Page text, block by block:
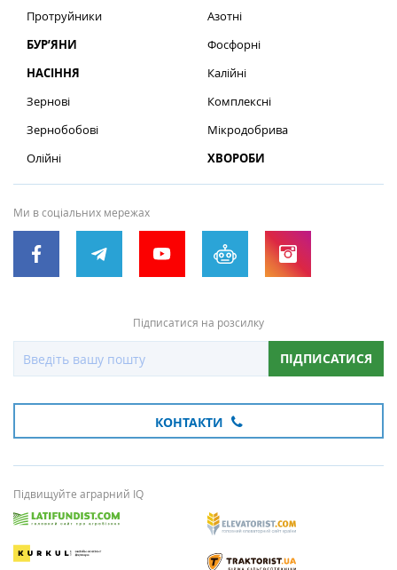
Протруйники
БУР’ЯНИ
НАСІННЯ
Зернові
Зернобобові
Олійні
Азотні
Фосфорні
Калійні
Комплексні
Мікродобрива
ХВОРОБИ
Ми в соціальних мережах
Підписатися на розсилку
ПІДПИСАТИСЯ
КОНТАКТИ
Підвищуйте аграрний IQ